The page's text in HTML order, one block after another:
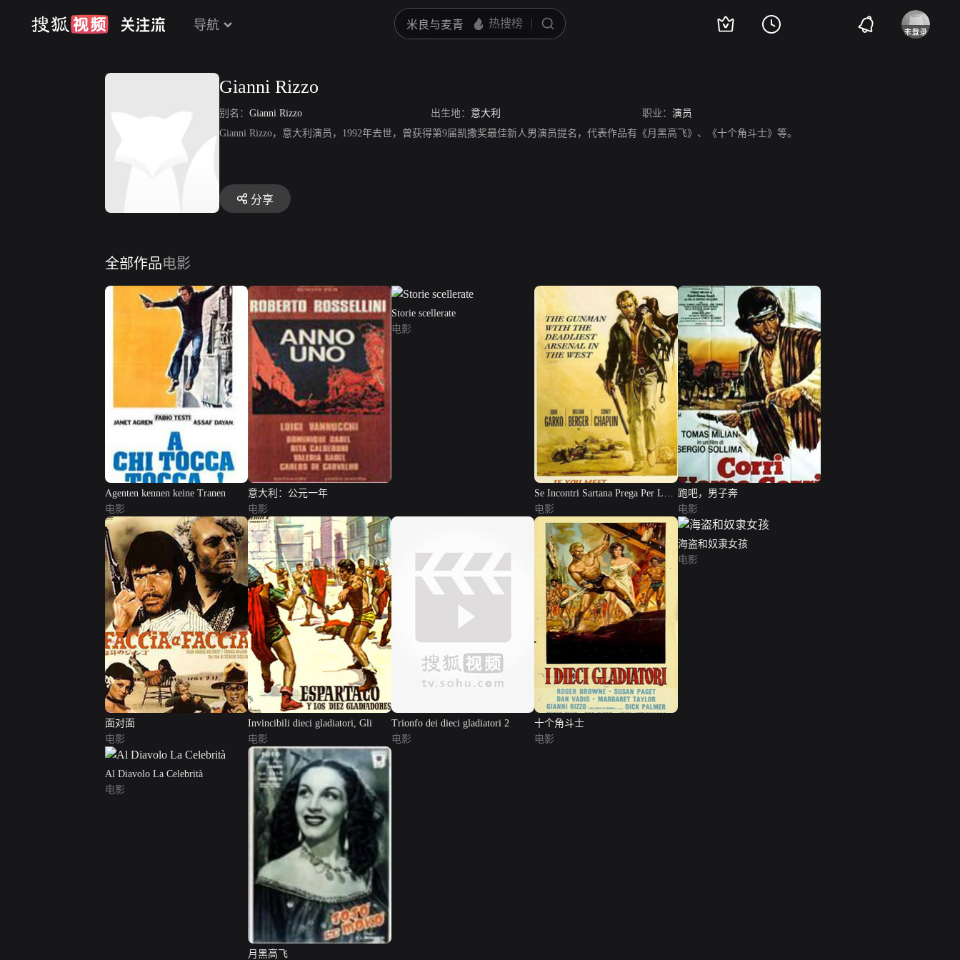
导航
Gianni Rizzo
别名： Gianni Rizzo 出生地： 意大利 职业： 演员
Gianni Rizzo，意大利演员，1992年去世，曾获得第9届凯撒奖最佳新人男演员提名，代表作品有《月黑高飞》、《十个角斗士》等。
分享
全部作品电影
Agenten kennen keine Tranen
电影
意大利：公元一年
电影
Storie scellerate
电影
Se Incontri Sartana Prega Per La
...
电影
跑吧，男子奔
电影
面对面
电影
Invincibili dieci gladiatori, Gli
电影
Trionfo dei dieci gladiatori 2
电影
十个角斗士
电影
海盗和奴隶女孩
电影
Al Diavolo La Celebrità
电影
月黑高飞